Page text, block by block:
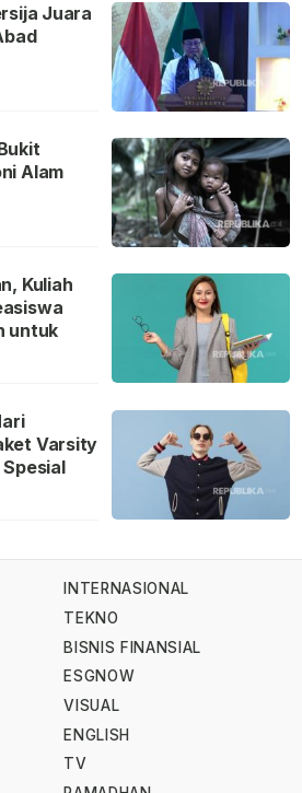
Juara
Alam
Kuliah
untuk
Varsity
Spesial
INTERNASIONAL
TEKNO
BISNIS FINANSIAL
ESGNOW
VISUAL
ENGLISH
TV